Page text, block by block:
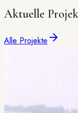
Aktuelle
Alle Projekte